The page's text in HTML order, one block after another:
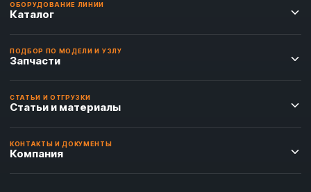
ОБОРУДОВАНИЕ ЛИНИИ
Каталог
ПОДБОР ПО МОДЕЛИ И УЗЛУ
Запчасти
СТАТЬИ И ОТГРУЗКИ
Статьи и материалы
КОНТАКТЫ И ДОКУМЕНТЫ
Компания